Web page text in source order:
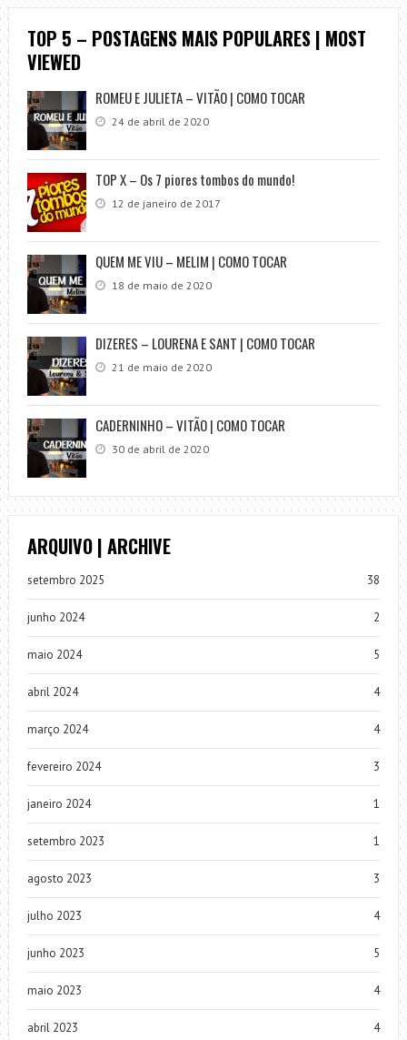
TOP 5 – POSTAGENS MAIS POPULARES | MOST
VIEWED
ROMEU E JULIETA – VITÃO | COMO TOCAR
24 de abril de 2020
TOP X – Os 7 piores tombos do mundo!
12 de janeiro de 2017
QUEM ME VIU – MELIM | COMO TOCAR
18 de maio de 2020
DIZERES – LOURENA E SANT | COMO TOCAR
21 de maio de 2020
CADERNINHO – VITÃO | COMO TOCAR
30 de abril de 2020
ARQUIVO | ARCHIVE
setembro 2025 38
junho 2024 2
maio 2024 5
abril 2024 4
março 2024 4
fevereiro 2024 3
janeiro 2024 1
setembro 2023 1
agosto 2023 3
julho 2023 4
junho 2023 5
maio 2023 4
abril 2023 4